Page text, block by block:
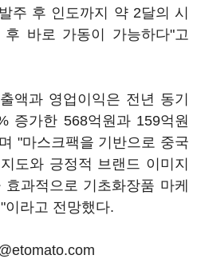
주 후 인도까지 약 2달의 시
바로 가동이 가능하다"고
액과 영업이익은 전년 동기
증가한 568억원과 159억원
"마스크팩을 기반으로 중국
도와 긍정적 브랜드 이미지
과적으로 기초화장품 마케
이라고 전망했다.